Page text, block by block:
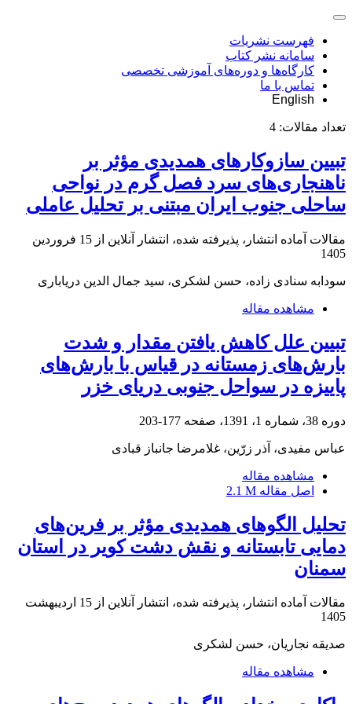
فهرست نشریات
سامانه نشر کتاب
کارگاه‌ها و دوره‌های آموزشی تخصصی
تماس با ما
English
تعداد مقالات: 4
تبیین سازوکارهای همدیدی مؤثر بر
ناهنجاری‌های سرد فصل گرم در نواحی
ساحلی جنوب ایران مبتنی بر تحلیل عاملی
مقالات آماده انتشار، پذیرفته شده، انتشار آنلاین از
15 فروردین
1405
سودابه سنادی زاده، حسن لشکری، سید جمال الدین دریاباری
مشاهده مقاله
تبیین علل کاهش یافتن مقدار و شدت
بارش‌‌های زمستانه در قیاس با بارش‌‌های
پاییزه در سواحل جنوبی دریای خزر
دوره 38، شماره 1، 1391، صفحه 177-203
عباس مفیدی، آذر زرّین، غلامرضا جانباز قبادی
مشاهده مقاله
اصل مقاله 2.1 M
تحلیل الگوهای همدیدی مؤثر بر فرین‌های
دمایی تابستانه و نقش دشت کویر در استان
سمنان
مقالات آماده انتشار، پذیرفته شده، انتشار آنلاین از
15 اردیبهشت
1405
صدیقه نجاریان، حسن لشکری
مشاهده مقاله